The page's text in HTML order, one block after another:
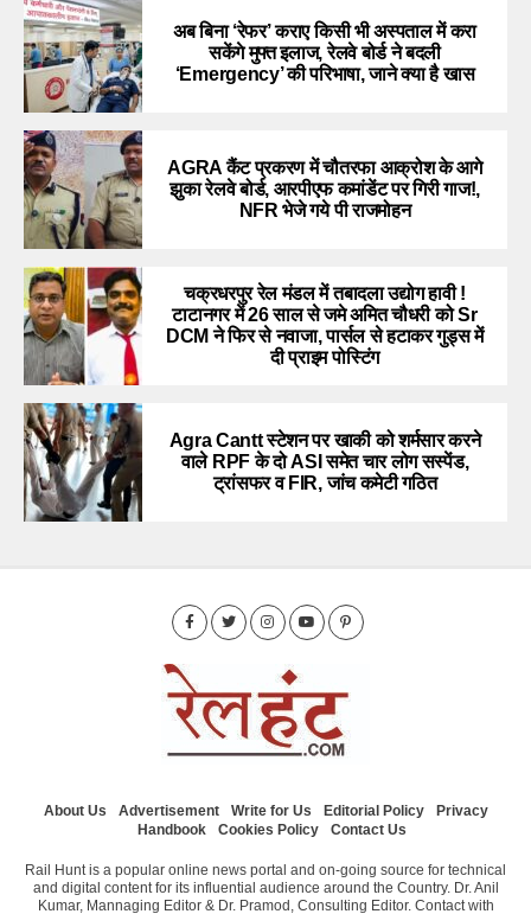
अब बिना ‘रेफर’ कराए किसी भी अस्पताल में करा
सकेंगे मुफ्त इलाज, रेलवे बोर्ड ने बदली
‘Emergency’ की परिभाषा, जाने क्या है खास
AGRA कैंट प्रकरण में चौतरफा आक्रोश के आगे
झुका रेलवे बोर्ड, आरपीएफ कमांडेंट पर गिरी गाज!,
NFR भेजे गये पी राजमोहन
चक्रधरपुर रेल मंडल में तबादला उद्योग हावी !
टाटानगर में 26 साल से जमे अमित चौधरी को Sr
DCM ने फिर से नवाजा, पार्सल से हटाकर गुड्स में
दी प्राइम पोस्टिंग
Agra Cantt स्टेशन पर खाकी को शर्मसार करने
वाले RPF के दो ASI समेत चार लोग सस्पेंड,
ट्रांसफर व FIR, जांच कमेटी गठित
About Us Advertisement Write for Us Editorial Policy
Privacy
Handbook
Cookies Policy Contact Us
Rail Hunt is a popular online news portal and on-going source for technical
and digital content for its influential audience around the Country. Dr. Anil
Kumar, Mannaging Editor & Dr. Pramod, Consulting Editor. Contact with